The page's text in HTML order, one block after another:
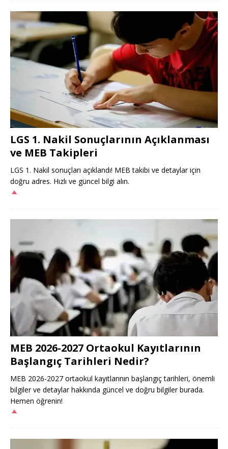
LGS 1. Nakil Sonuçlarının Açıklanması
ve MEB Takipleri
LGS 1. Nakil sonuçları açıklandı! MEB takibi ve detaylar için
doğru adres. Hızlı ve güncel bilgi alın.
MEB 2026-2027 Ortaokul Kayıtlarının
Başlangıç Tarihleri Nedir?
MEB 2026-2027 ortaokul kayıtlarının başlangıç tarihleri, önemli
bilgiler ve detaylar hakkında güncel ve doğru bilgiler burada.
Hemen öğrenin!